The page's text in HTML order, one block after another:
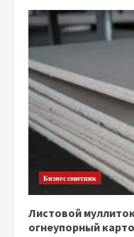
Бизнес советник
Листовой
огнеупорный